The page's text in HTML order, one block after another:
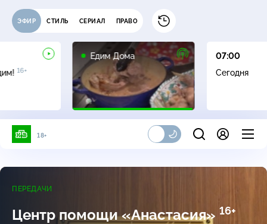
ЭФИР СТИЛЬ СЕРИАЛ ПРАВО
16+
Едим Дома
0+
07:00
Сегодня
18+
ПЕРЕДАЧИ
Центр помощи «Анастасия» 16+